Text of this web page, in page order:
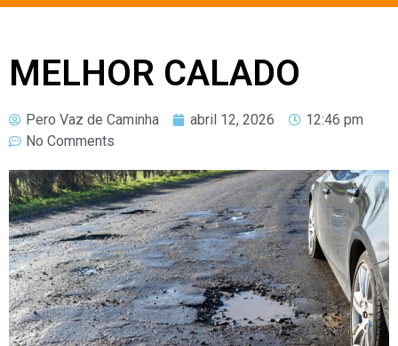
MELHOR CALADO
Pero Vaz de Caminha abril 12, 2026
12:46 pm
No Comments